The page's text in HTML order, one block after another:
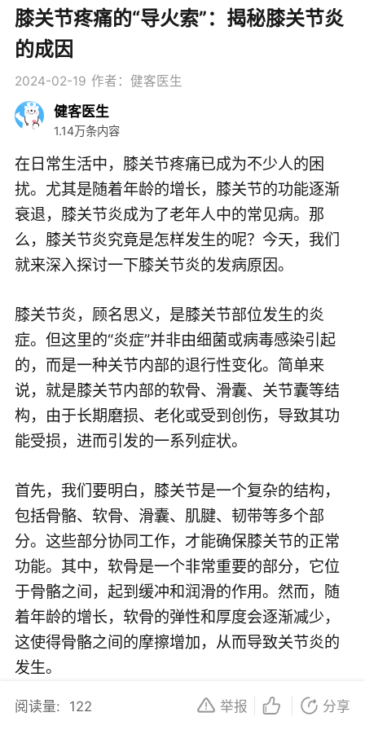
膝关节疼痛的“导火索”：揭秘膝关节炎
的成因
2024-02-19 作者：健客医生
健客医生
1.14万条内容
在日常生活中，膝关节疼痛已成为不少人的困
扰。尤其是随着年龄的增长，膝关节的功能逐渐
衰退，膝关节炎成为了老年人中的常见病。那
么，膝关节炎究竟是怎样发生的呢？今天，我们
就来深入探讨一下膝关节炎的发病原因。
膝关节炎，顾名思义，是膝关节部位发生的炎
症。但这里的“炎症”并非由细菌或病毒感染引起
的，而是一种关节内部的退行性变化。简单来
说，就是膝关节内部的软骨、滑囊、关节囊等结
构，由于长期磨损、老化或受到创伤，导致其功
能受损，进而引发的一系列症状。
首先，我们要明白，膝关节是一个复杂的结构，
包括骨骼、软骨、滑囊、肌腱、韧带等多个部
分。这些部分协同工作，才能确保膝关节的正常
功能。其中，软骨是一个非常重要的部分，它位
于骨骼之间，起到缓冲和润滑的作用。然而，随
着年龄的增长，软骨的弹性和厚度会逐渐减少，
这使得骨骼之间的摩擦增加，从而导致关节炎的
发生。
除了年龄因素外，肥胖也是膝关节炎的一个重要
阅读量: 122 举报 分享